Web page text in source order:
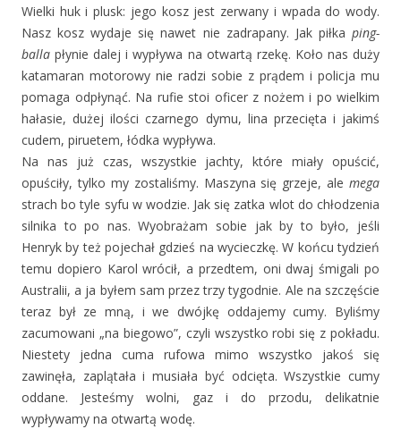
Wielki huk i plusk: jego kosz jest zerwany i wpada do wody.
Nasz kosz wydaje się nawet nie zadrapany. Jak piłka ping-
balla płynie dalej i wypływa na otwartą rzekę. Koło nas duży
katamaran motorowy nie radzi sobie z prądem i policja mu
pomaga odpłynąć. Na rufie stoi oficer z nożem i po wielkim
hałasie, dużej ilości czarnego dymu, lina przecięta i jakimś
cudem, piruetem, łódka wypływa.
Na nas już czas, wszystkie jachty, które miały opuścić,
opuściły, tylko my zostaliśmy. Maszyna się grzeje, ale mega
strach bo tyle syfu w wodzie. Jak się zatka wlot do chłodzenia
silnika to po nas. Wyobrażam sobie jak by to było, jeśli
Henryk by też pojechał gdzieś na wycieczkę. W końcu tydzień
temu dopiero Karol wrócił, a przedtem, oni dwaj śmigali po
Australii, a ja byłem sam przez trzy tygodnie. Ale na szczęście
teraz był ze mną, i we dwójkę oddajemy cumy. Byliśmy
zacumowani „na biegowo”, czyli wszystko robi się z pokładu.
Niestety jedna cuma rufowa mimo wszystko jakoś się
zawinęła, zaplątała i musiała być odcięta. Wszystkie cumy
oddane. Jesteśmy wolni, gaz i do przodu, delikatnie
wypływamy na otwartą wodę.